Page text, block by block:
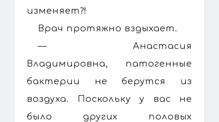
изменяет⁈
Врач протяжно вздыхает.
— Анастасия
Владимировна, патогенные
бактерии не берутся из
воздуха. Поскольку у вас не
было других половых